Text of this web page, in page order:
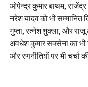
ओपेन्द्र कुमार बाथम, राजेंद्र
नरेश यादव को भी
गुप्ता, रत्नेश शुक्ला, और
अवधेश कुमार सक्सेना का भी
और रणनीतियों पर भी चर्चा